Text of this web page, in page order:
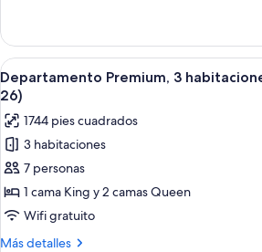
8
23)
Premium,
habitaciones,
balcón
(Floors
8
23)
Abrir
todas
las
fotos
de
Departamento
Premium,
3
habitaciones,
Una sala
6
Departamento Premium, 3
26)
1744 pies cuadrados
3 habitaciones
7 personas
1 cama King y 2 camas Queen
Wifi gratuito
Más detalles
Más